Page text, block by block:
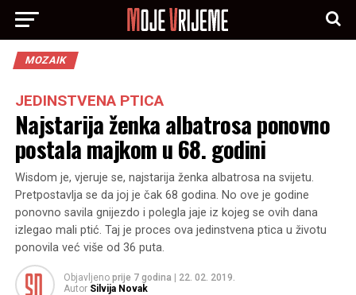
MOZAIK
JEDINSTVENA PTICA
Najstarija ženka albatrosa ponovno
postala majkom u 68. godini
Wisdom je, vjeruje se, najstarija ženka albatrosa na svijetu.
Pretpostavlja se da joj je čak 68 godina. No ove je godine
ponovno savila gnijezdo i polegla jaje iz kojeg se ovih dana
izlegao mali ptić. Taj je proces ova jedinstvena ptica u životu
ponovila već više od 36 puta.
Objavljeno prije 7 godina
22. 02. 2019.
Autor Silvija Novak